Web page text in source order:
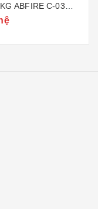
ABFIRE C-03
CÔNG AN)